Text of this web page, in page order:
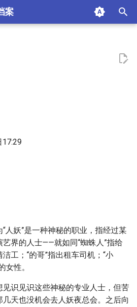
案
Page
17:29
人妖”是一种神秘的职业，指经过某
界的人士——就如同“蜘蛛人”指给
工；“的哥”指出租车司机；“小
女性。
识见识这些神秘的专业人士，但苦
天也没机会去人妖夜总会。之后向